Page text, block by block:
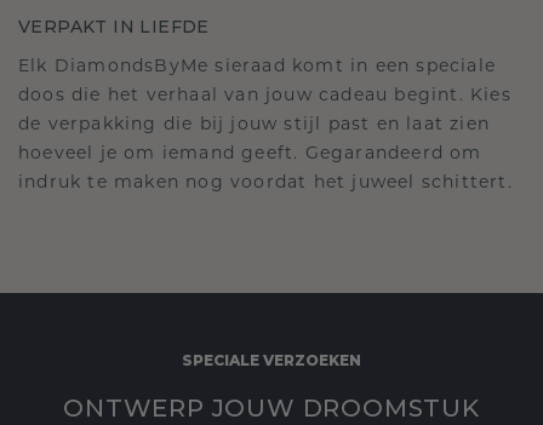
VERPAKT IN LIEFDE
Elk DiamondsByMe sieraad komt in een speciale
doos die het verhaal van jouw cadeau begint. Kies
de verpakking die bij jouw stijl past en laat zien
hoeveel je om iemand geeft. Gegarandeerd om
indruk te maken nog voordat het juweel schittert.
SPECIALE VERZOEKEN
ONTWERP JOUW DROOMSTUK